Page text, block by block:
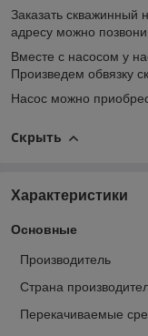
Заказать скважинный
адресу можно
Вместе с насосом у
Произведем обвязку
Насос можно
Скрыть
Характеристики
Основные
Производитель
Страна
Перекачиваемые